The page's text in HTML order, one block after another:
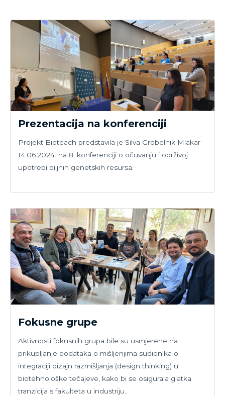
Prezentacija na konferenciji
Projekt Bioteach predstavila je Silva Grobelnik Mlakar
14.06.2024. na 8. konferenciji o očuvanju i održivoj
upotrebi biljnih genetskih resursa.
Fokusne grupe
Aktivnosti fokusnih grupa bile su usmjerene na
prikupljanje podataka o mišljenjima sudionika o
integraciji dizajn razmišljanja (design thinking) u
biotehnološke tečajeve, kako bi se osigurala glatka
tranzicija s fakulteta u industriju.